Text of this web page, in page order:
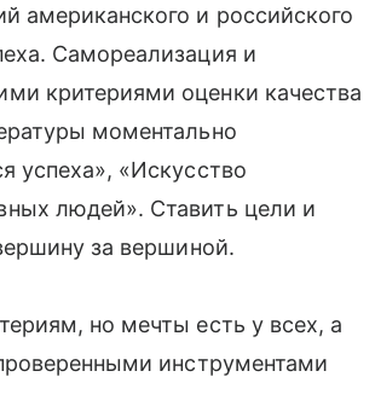
американского и российского
Самореализация и
критериями оценки качества
моментально
успеха», «Искусство
людей». Ставить цели и
за вершиной.
но мечты есть у всех, а
инструментами